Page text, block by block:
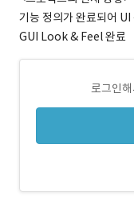
기능 정의가 완료되어
GUI Look & Feel 완료
로그인